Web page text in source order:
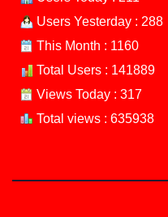
Users Yesterday : 288
This Month : 1160
Total Users : 141889
Views Today : 317
Total views : 635938